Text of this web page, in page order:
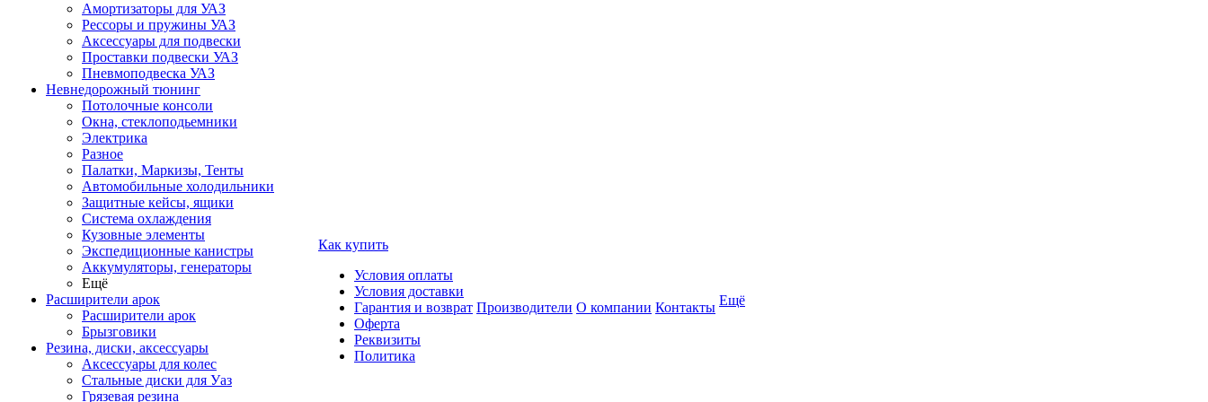
Амортизаторы для УАЗ
Рессоры и пружины УАЗ
Аксессуары для подвески
Проставки подвески УАЗ
Пневмоподвеска УАЗ
Невнедорожный тюнинг
Потолочные консоли
Окна, стеклоподьемники
Электрика
Разное
Палатки, Маркизы, Тенты
Автомобильные холодильники
Защитные кейсы, ящики
Система охлаждения
Кузовные элементы
Экспедиционные канистры
Аккумуляторы, генераторы
Ещё
Расширители арок
Расширители арок
Брызговики
Резина, диски, аксессуары
Аксессуары для колес
Стальные диски для Уаз
Грязевая резина
Как купить
Условия оплаты
Условия доставки
Гарантия и возврат
Оферта
Реквизиты
Политика
Производители О компании Контакты Ещё